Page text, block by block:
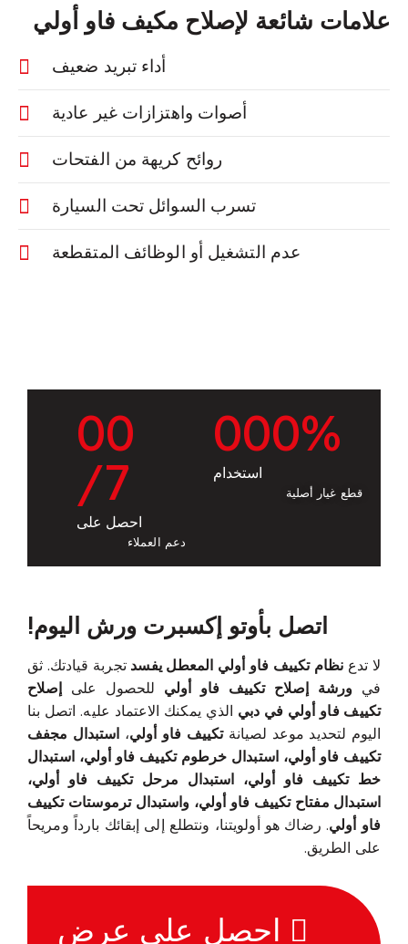
علامات شائعة لإصلاح مكيف فاو أولي
أداء تبريد ضعيف
أصوات واهتزازات غير عادية
روائح كريهة من الفتحات
تسرب السوائل تحت السيارة
عدم التشغيل أو الوظائف المتقطعة
000%
استخدام
قطع غيار أصلية
00
/7
احصل على
دعم العملاء
اتصل بأوتو إكسبرت ورش اليوم!
لا تدع نظام تكييف فاو أولي المعطل يفسد تجربة قيادتك. ثق
في ورشة إصلاح تكييف فاو أولي للحصول على إصلاح
تكييف فاو أولي في دبي الذي يمكنك الاعتماد عليه. اتصل بنا
اليوم لتحديد موعد لصيانةتكييف فاو أولي، استبدال مجفف
تكييف فاو أولي، استبدال خرطوم تكييف فاو أولي، استبدال
خط تكييف فاو أولي، استبدال مرحل تكييف فاو أولي،
استبدال مفتاح تكييف فاو أولي، واستبدال ترموستات تكييف
فاو أولي. رضاك هو أولويتنا، ونتطلع إلى إبقائك بارداً ومريحاً
على الطريق.
احصل على عرض